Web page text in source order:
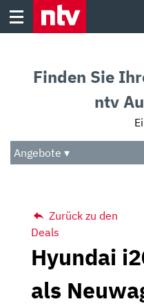
Skip
Audio
Das Beste
Finden Sie
ntv
Angebote ▾
Zurück zu den
Deals
Hyundai
als